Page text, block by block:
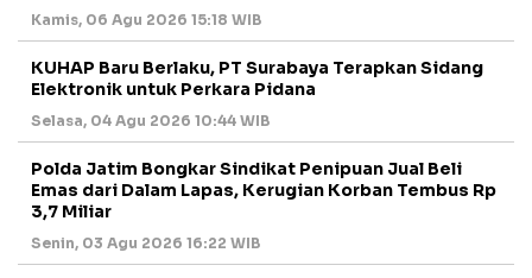
Kamis, 06 Agu 2026 15:18 WIB
KUHAP Baru Berlaku, PT Surabaya Terapkan Sidang
Elektronik untuk Perkara Pidana
Selasa, 04 Agu 2026 10:44 WIB
Polda Jatim Bongkar Sindikat Penipuan Jual Beli
Emas dari Dalam Lapas, Kerugian Korban Tembus Rp
3,7 Miliar
Senin, 03 Agu 2026 16:22 WIB